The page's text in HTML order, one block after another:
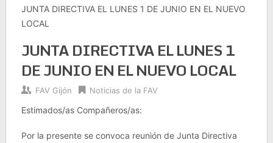
JUNTA DIRECTIVA EL LUNES 1 DE JUNIO EN EL NUEVO
LOCAL
JUNTA DIRECTIVA EL LUNES 1
DE JUNIO EN EL NUEVO LOCAL
FAV Gijón Noticias de la FAV
Estimados/as Compañeros/as:
Por la presente se convoca reunión de Junta Directiva